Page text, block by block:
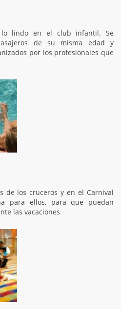
lindo en el club infantil. Se
de su misma edad y
por los profesionales que
de los cruceros y en el Carnival
para ellos, para que puedan
las vacaciones